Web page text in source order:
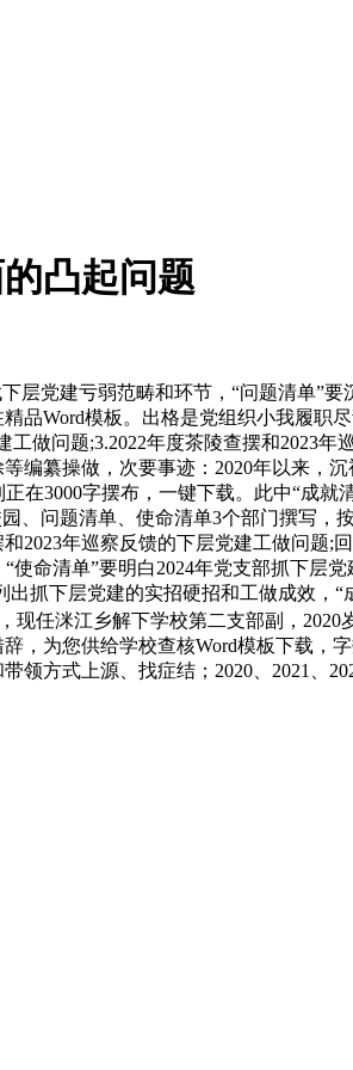
凸起问题
党建亏弱范畴和环节，“问题清单”
品Word模板。出格是党组织小我履
工做问题;3.2022年度茶陵查摆和2023
编纂操做，次要事迹：2020年以来，
在3000字摆布，一键下载。此中“成
、问题清单、使命清单3个部门撰写
2023年巡察反馈的下层党建工做问
命清单”要明白2024年党支部抓下层
抓下层党建的实招硬招和工做成效
现任洣江乡解下学校第二支部副，
，为您供给学校查核Word模板下载
方式上源、找症结；2020、2021、